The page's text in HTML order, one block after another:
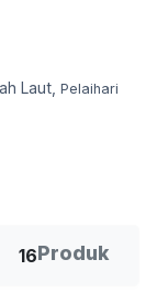
Laut, Pelaihari
16Produk